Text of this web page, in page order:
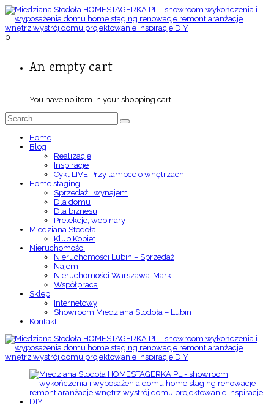
0
An empty cart
You have no item in your shopping cart
Home
Blog
Realizacje
Inspiracje
Cykl LIVE Przy lampce o wnętrzach
Home staging
Sprzedaż i wynajem
Dla domu
Dla biznesu
Prelekcje, webinary
Miedziana Stodoła
Klub Kobiet
Nieruchomości
Nieruchomości Lubin – Sprzedaż
Najem
Nieruchomości Warszawa-Marki
Współpraca
Sklep
Internetowy
Showroom Miedziana Stodoła – Lubin
Kontakt